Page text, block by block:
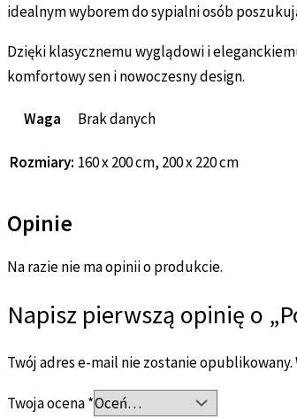
idealnym wyborem do sypialni osób
Dzięki klasycznemu wyglądowi i
komfortowy sen i nowoczesny design.
Waga Brak danych
Rozmiary: 160 x 200 cm, 200 x 220 cm
Opinie
Na razie nie ma opinii o produkcie.
Napisz pierwszą opinię o
Twój adres e-mail nie zostanie opublikowany.
Twoja ocena*